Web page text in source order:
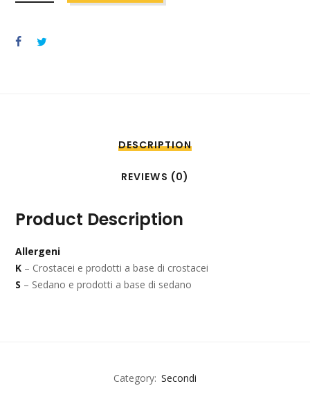
CROCCANTI
QUANTITY
DESCRIPTION
REVIEWS (0)
Product Description
Allergeni
K – Crostacei e prodotti a base di crostacei
S – Sedano e prodotti a base di sedano
Category: Secondi